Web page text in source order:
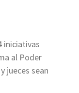
iniciativas
al Poder
jueces sean